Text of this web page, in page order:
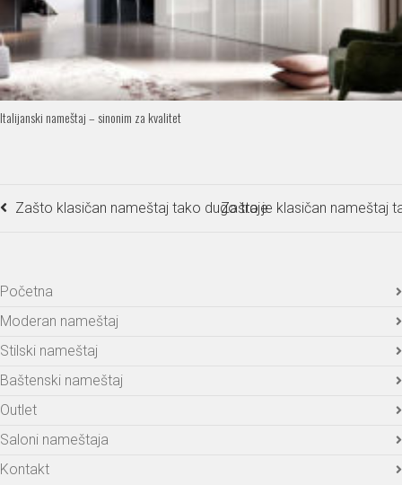
Italijanski nameštaj – sinonim za kvalitet
Zašto klasičan nameštaj tako dugo trajeZašto je klasičan nameštaj
Početna
Moderan nameštaj
Stilski nameštaj
Baštenski nameštaj
Outlet
Saloni nameštaja
Kontakt